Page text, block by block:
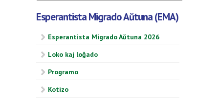
Esperantista Migrado Aŭtuna (EMA)
Esperantista Migrado Aŭtuna 2026
Loko kaj loĝado
Programo
Kotizo